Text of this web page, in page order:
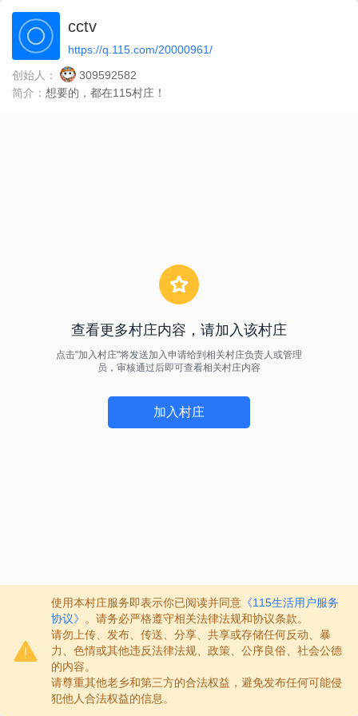
cctv
https://q.115.com/20000961/
创始人：
309592582
简介： 想要的，都在115村庄！
查看更多村庄内容，请加入该村庄
点击"加入村庄"将发送加入申请给到相关村庄负责人或管理
员，审核通过后即可查看相关村庄内容
加入村庄
使用本村庄服务即表示你已阅读并同意 《115生活用户服务
协议》
。请务必严格遵守相关法律法规和协议条款。
请勿上传、发布、传送、分享、共享或存储任何反动、暴
力、色情或其他违反法律法规、政策、公序良俗、社会公德
的内容。
请尊重其他老乡和第三方的合法权益，避免发布任何可能侵
犯他人合法权益的信息。